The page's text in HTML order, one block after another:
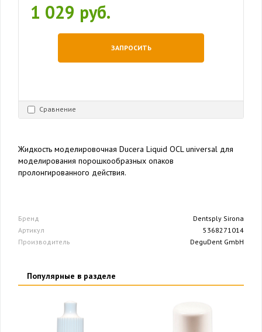
1 029 руб.
ЗАПРОСИТЬ
Сравнение
Жидкость моделировочная Ducera Liquid OCL universal для
моделирования порошкообразных опаков
пролонгированного действия.
Бренд
Dentsply Sirona
Артикул
5368271014
Производитель
DeguDent GmbH
Популярные в разделе